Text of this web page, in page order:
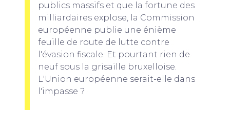
publics massifs et que la fortune des
milliardaires explose, la Commission
européenne publie une énième
feuille de route de lutte contre
l'évasion fiscale. Et pourtant rien de
neuf sous la grisaille bruxelloise.
L'Union européenne serait-elle dans
l'impasse ?